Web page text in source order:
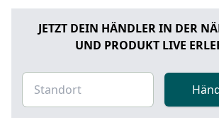
JETZT DEIN HÄNDLER IN DER
UND PRODUKT LIVE